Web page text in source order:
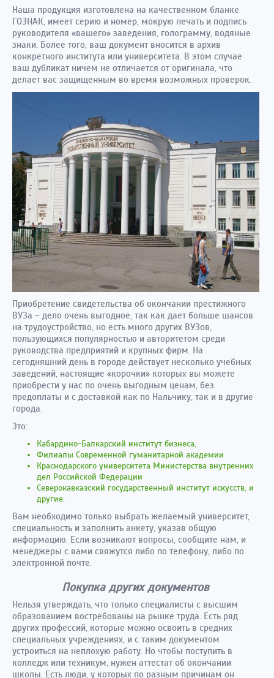
Наша продукция изготовлена на качественном бланке
ГОЗНАК, имеет серию и номер, мокрую печать и подпись
руководителя «вашего» заведения, голограмму, водяные
знаки. Более того, ваш документ вносится в архив
конкретного института или университета. В этом случае
ваш дубликат ничем не отличается от оригинала, что
делает вас защищенным во время возможных проверок.
Приобретение свидетельства об окончании престижного
ВУЗа – дело очень выгодное, так как дает больше шансов
на трудоустройство, но есть много других ВУЗов,
пользующихся популярностью и авторитетом среди
руководства предприятий и крупных фирм. На
сегодняшний день в городе действует несколько учебных
заведений, настоящие «корочки» которых вы можете
приобрести у нас по очень выгодным ценам, без
предоплаты и с доставкой как по Нальчику, так и в другие
города.
Это:
Кабардино-Балкарский институт бизнеса,
Филиалы Современной гуманитарной академии
Краснодарского университета Министерства внутренних
дел Российской Федерации
Северокавказский государственный институт искусств, и
другие.
Вам необходимо только выбрать желаемый университет,
специальность и заполнить анкету, указав общую
информацию. Если возникают вопросы, сообщите нам, и
менеджеры с вами свяжутся либо по телефону, либо по
электронной почте.
Покупка других документов
Нельзя утверждать, что только специалисты с высшим
образованием востребованы на рынке труда. Есть ряд
других профессий, которые можно освоить в средних
специальных учреждениях, и с таким документом
устроиться на неплохую работу. Но чтобы поступить в
колледж или техникум, нужен аттестат об окончании
школы. Есть люди, у которых по разным причинам он